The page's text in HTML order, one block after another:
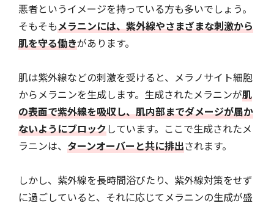
悪者というイメージを持っている方も多いでしょう。
そもそもメラニンには、紫外線やさまざまな刺激から
肌を守る働きがあります。
肌は紫外線などの刺激を受けると、メラノサイト細胞
からメラニンを生成します。生成されたメラニンが肌
の表面で紫外線を吸収し、肌内部までダメージが届か
ないようにブロックしています。ここで生成されたメ
ラニンは、 ターンオーバーと共に排出されます。
しかし、紫外線を長時間浴びたり、紫外線対策をせず
に過ごしていると、それに応じてメラニンの生成が盛